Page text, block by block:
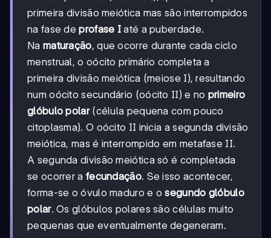
primeira divisão meiótica mas são interrompidos
na fase deprofase I até a puberdade.
Na maturação, que ocorre durante cada ciclo
menstrual, o oócito primário completa a
primeira divisão meiótica (meiose I), resultando
num oócito secundário (oócito II) e no primeiro
glóbulo polar(célula pequena com pouco
citoplasma). O oócito II inicia a segunda divisão
meiótica, mas é interrompido em metafase II.
A segunda divisão meiótica só é completada
se ocorrer a fecundação. Se isso acontecer,
forma-se o óvulo maduro e osegundo glóbulo
polar. Os glóbulos polares são células muito
pequenas que eventualmente degeneram.